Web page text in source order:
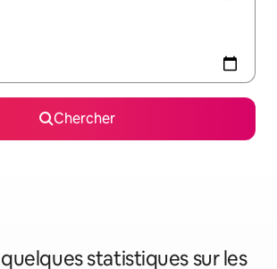
Chercher
statistiques sur les